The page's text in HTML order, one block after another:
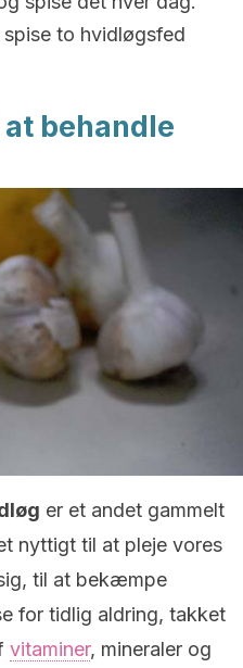
to hvidløgsfed
behandle
er et andet gammelt
nyttigt til at pleje vores
til at bekæmpe
for tidlig aldring, takket
vitaminer, mineraler og